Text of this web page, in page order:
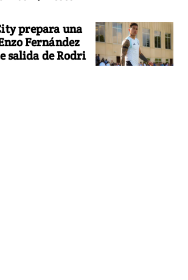
prepara una
Fernández
salida de Rodri